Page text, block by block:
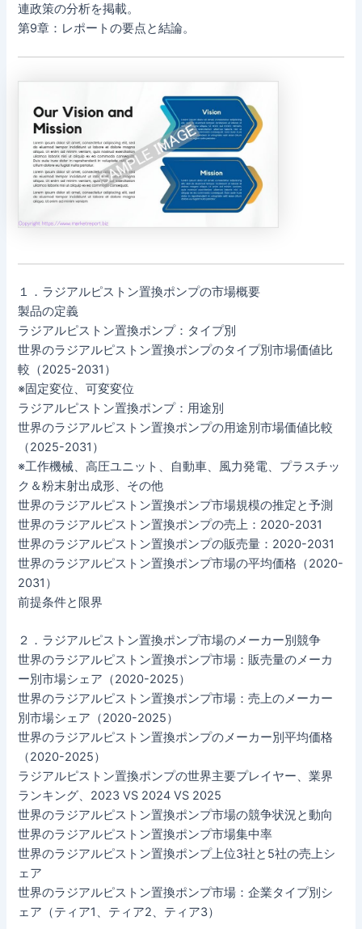
連政策の分析を掲載。
第9章：レポートの要点と結論。
１．ラジアルピストン置換ポンプの市場概要
製品の定義
ラジアルピストン置換ポンプ：タイプ別
世界のラジアルピストン置換ポンプのタイプ別市場価値比
較（2025-2031）
※固定変位、可変変位
ラジアルピストン置換ポンプ：用途別
世界のラジアルピストン置換ポンプの用途別市場価値比較
（2025-2031）
※工作機械、高圧ユニット、自動車、風力発電、プラスチッ
ク＆粉末射出成形、その他
世界のラジアルピストン置換ポンプ市場規模の推定と予測
世界のラジアルピストン置換ポンプの売上：2020-2031
世界のラジアルピストン置換ポンプの販売量：2020-2031
世界のラジアルピストン置換ポンプ市場の平均価格（2020-
2031）
前提条件と限界
２．ラジアルピストン置換ポンプ市場のメーカー別競争
世界のラジアルピストン置換ポンプ市場：販売量のメーカ
ー別市場シェア（2020-2025）
世界のラジアルピストン置換ポンプ市場：売上のメーカー
別市場シェア（2020-2025）
世界のラジアルピストン置換ポンプのメーカー別平均価格
（2020-2025）
ラジアルピストン置換ポンプの世界主要プレイヤー、業界
ランキング、2023 VS 2024 VS 2025
世界のラジアルピストン置換ポンプ市場の競争状況と動向
世界のラジアルピストン置換ポンプ市場集中率
世界のラジアルピストン置換ポンプ上位3社と5社の売上シ
ェア
世界のラジアルピストン置換ポンプ市場：企業タイプ別シ
ェア（ティア1、ティア2、ティア3）